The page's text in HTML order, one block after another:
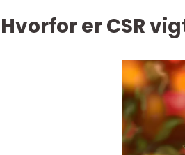
Hvorfor er CSR